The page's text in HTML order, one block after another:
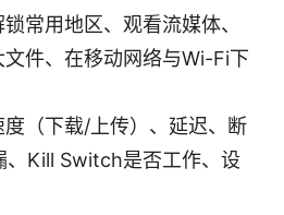
常用地区、观看流媒体、
件、在移动网络与Wi-Fi下
（下载/上传）、延迟、断
、Kill Switch是否工作、设